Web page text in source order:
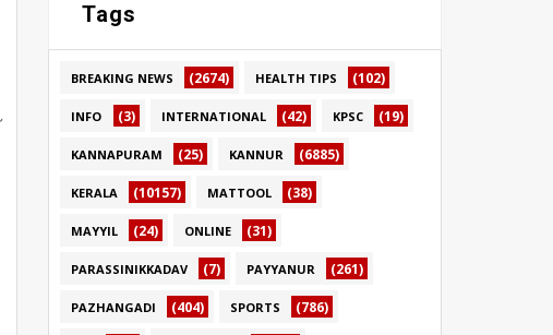
Tags
BREAKING NEWS (2674) HEALTH TIPS (102)
INFO (3) INTERNATIONAL (42) KPSC (19)
KANNAPURAM (25) KANNUR (6885)
KERALA (10157) MATTOOL (38)
MAYYIL (24) ONLINE (31)
PARASSINIKKADAV (7) PAYYANUR (261)
PAZHANGADI (404) SPORTS (786)